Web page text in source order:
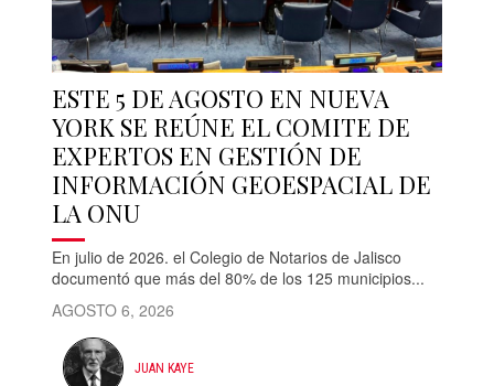
ESTE 5 DE AGOSTO EN NUEVA
YORK SE REÚNE EL COMITE DE
EXPERTOS EN GESTIÓN DE
INFORMACIÓN GEOESPACIAL DE
LA ONU
En julio de 2026. el Colegio de Notarios de Jalisco
documentó que más del 80% de los 125 municipios...
AGOSTO 6, 2026
JUAN KAYE